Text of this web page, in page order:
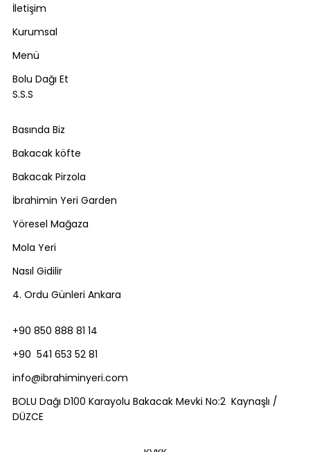
İletişim
Kurumsal
Menü
Bolu Dağı Et
S.S.S
Basında Biz
Bakacak köfte
Bakacak Pirzola
İbrahimin Yeri Garden
Yöresel Mağaza
Mola Yeri
Nasıl Gidilir
4. Ordu Günleri Ankara
+90 850 888 81 14
+90 541 653 52 81
info@ibrahiminyeri.com
BOLU Dağı D100 Karayolu Bakacak Mevki No:2 Kaynaşlı /
DÜZCE